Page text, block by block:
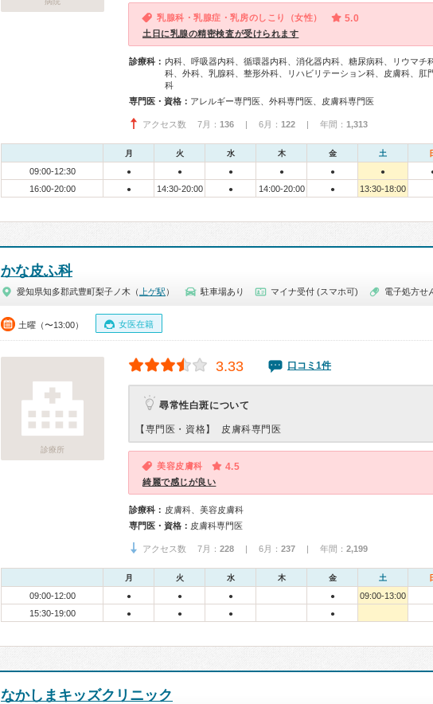
乳腺科・乳腺症・乳房のしこり（女性） 5.0
土日に乳腺の精密検査が受けられます
診療科： 内科、呼吸器内科、循環器内科、消化器内科、糖尿病科、リウマチ
科、外科、乳腺科、整形外科、リハビリテーション科、皮膚科、肛
科
専門医・資格： アレルギー専門医、外科専門医、皮膚科専門医
アクセス数 7月： 136 | 6月： 122 | 年間： 1,313
月 火 水 木 金 土
09:00-12:30 ● ● ● ● ● ●
16:00-20:00 ● 14:30-20:00 ● 14:00-20:00 ● 13:30-18:00
かな皮ふ科
愛知県知多郡武豊町梨子ノ木（ 上ゲ駅 ） 駐車場あり マイナ受付 (スマホ可) 電子処方せ
土曜（〜13:00） 女医在籍
診療所
3.33 口コミ1件
尋常性白斑について
【専門医・資格】 皮膚科専門医
美容皮膚科 4.5
綺麗で感じが良い
診療科： 皮膚科、美容皮膚科
専門医・資格： 皮膚科専門医
アクセス数 7月： 228 | 6月： 237 | 年間： 2,199
月 火 水 木 金 土
09:00-12:00 ● ● ● ●
09:00-13:00
15:30-19:00
● ● ● ●
なかしまキッズクリニック